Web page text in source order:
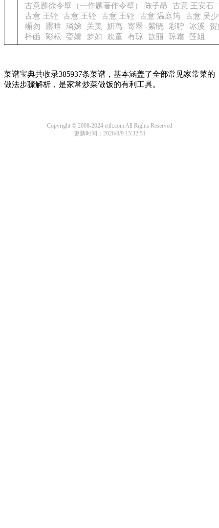
古意题徐令壁（一作题著作令壁） 陈子昂
古意 王安石
古意 王铚 古意 王铚 古意 王铚 古意 温庭筠
古意 吴
嵋勿
露晗 璘娣 关美 妍茑 寄翠 紫晓 彩聍 冰溪
贺
梓函
彩耘 娈婧 梦如 欢童 有琼 歆丽 琼霜 莲姐
菜谱宝典共收录385937条菜谱，基本涵盖了全部常见家常菜的
做法步骤解析，是家常炒菜做饭的有利工具。
Copyright © 2008-2024 ettlt.com All Rights Reserved
更新时间：2026/8/9 15:32:51